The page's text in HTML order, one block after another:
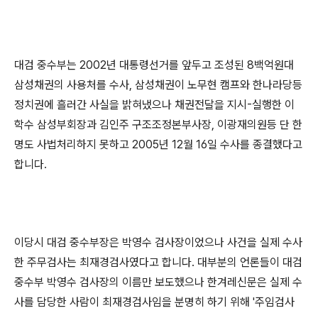
대검 중수부는 2002년 대통령선거를 앞두고 조성된 8백억원대
삼성채권의 사용처를 수사, 삼성채권이 노무현 캠프와 한나라당등
정치권에 흘러간 사실을 밝혀냈으나 채권전달을 지시-실행한 이
학수 삼성부회장과 김인주 구조조정본부사장, 이광재의원등 단 한
명도 사법처리하지 못하고 2005년 12월 16일 수사를 종결했다고
합니다.
이당시 대검 중수부장은 박영수 검사장이었으나 사건을 실제 수사
한 주무검사는 최재경검사였다고 합니다. 대부분의 언론들이 대검
중수부 박영수 검사장의 이름만 보도했으나 한겨레신문은 실제 수
사를 담당한 사람이 최재경검사임을 분명히 하기 위해 '주임검사